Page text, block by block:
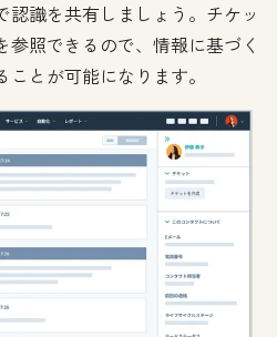
認識を共有しましょう。チケッ
参照できるので、情報に基づく
とが可能になります。